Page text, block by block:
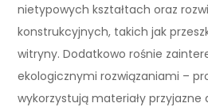
nietypowych kształtach oraz
konstrukcyjnych, takich jak
witryny. Dodatkowo rośnie
ekologicznymi rozwiązaniami –
wykorzystują materiały przyjazne